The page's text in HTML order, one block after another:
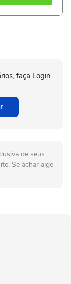
faça Login
de seus
Se achar algo